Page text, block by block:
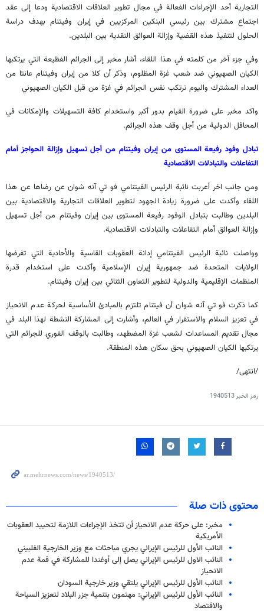
التجارية أحد الإجراءات الفعالة في مجال تطوير العلاقات الاقتصادية ودعا إلى عقد
اجتماع مشترك بين رئيسي البنكين المركزيين في إيران وفيتنام بهدف دراسة
الحلول لتنفيذ هذه القضية وإزالة العوائق النقدية بين البلدين.
وفي جزء آخر من كلمته في هذا اللقاء، أشار مخبر إلى الجرائم الفظيعة التي يرتكبها
الكيان الصهيوني ضد شعب غزة المظلوم، وذكر أن كلا من إيران وفيتنام عانتا من
العداء المشترك واليوم ترتكب نفس الجرائم في غزة من قبل الكيان الصهيوني
واكد مخبر على ضرورة القيام بدور أكبر واستخدام كافة التسهيلات والإمكانات في
المحافل الدولية من أجل وقف هذه الجرائم.
تبادل وفود رفيعة المستوى من إيران وفيتنام من أجل تسهيل وإزالة الحواجز أمام
التفاعلات والتبادلات الاقتصادية
ومن جانب اخر أعربت نائبة الرئيس الفيتنامي فو تي آنه شوان عن رضاها عن هذا
اللقاء وأكدت على ضرورة زيادة الجهود لتطوير العلاقات التجارية والاقتصادية بين
البلدين وطالبت بتبادل الوفود رفيعة المستوى بين إيران وفيتنام من أجل تسهيل
وإزالة العوائق أمام التفاعلات والتبادلات الاقتصادية.
وواصلت نائبة الرئيس الفيتنامي إدانة العقوبات القاسية والأحادية التي تفرضها
الولايات المتحدة ضد جمهورية إيران الإسلامية وأكدت على استخدام قدرة
المنظمات الإقليمية والدولية لتطوير التعاون الثنائي بين إيران وفيتنام.
كما ذكرت فو تي آنه شوان أن فيتنام تلتزم بالمبادئ الأساسية لحركة عدم الانحياز
في تعزيز السلام والاستقرار في العالم، وأشارت إلى المشاركة النشطة لهذا البلد في
مجال تقديم المساعدات لشعب غزة المضطهد، وطالبت بالوقف الفوري للجرائم التي
يرتكبها الكيان الصهيوني بحق سكان هذه المنطقة.
/انتهى/
رمز الخبر1940513
محتوى ذات صلة
مخبر: على حركة عدم الانحياز أن تتخذ الإجراءات اللازمة لتحييد العقوبات
الأمريكية
النائب الأول للرئيس الإيراني يجري مباحثات مع وزير الخارجية الفلبيني
النائب الاول للرئيس الإيراني يصل إلى أوغندا للمشاركة في قمة عدم
الانحياز
النائب الأول للرئيس الإيراني يلتقي وزير خارجية السودان
النائب الأول للرئيس الإيراني: مهتمون بتنمية جزر البلاد لتعزيز السياحة
والاقتصاد